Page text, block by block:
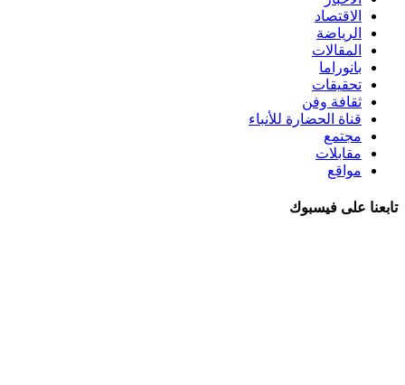
الاقتصاد
الرياضة
المقالات
بانوراما
تحقيقات
ثقافة وفن
قناة الحضارة للأنباء
مجتمع
مقابلات
مواقع
تابعنا على فيسبوك